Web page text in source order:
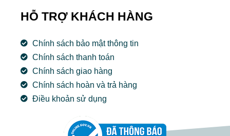
e
b
o
k
t
u
e
e
l
p
e
HỖ TRỢ KHÁCH HÀNG
Chính sách bảo mật thông tin
Chính sách thanh toán
Chính sách giao hàng
Chính sách hoàn và trả hàng
Điều khoản sử dụng